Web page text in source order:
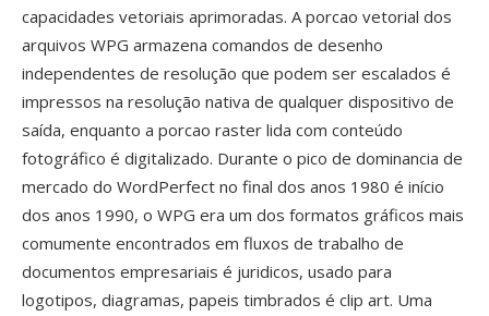
capacidades vetoriais aprimoradas. A porcao vetorial dos
arquivos WPG armazena comandos de desenho
independentes de resolução que podem ser escalados é
impressos na resolução nativa de qualquer dispositivo de
saída, enquanto a porcao raster lida com conteúdo
fotográfico é digitalizado. Durante o pico de dominancia de
mercado do WordPerfect no final dos anos 1980 é início
dos anos 1990, o WPG era um dos formatos gráficos mais
comumente encontrados em fluxos de trabalho de
documentos empresariais é juridicos, usado para
logotipos, diagramas, papeis timbrados é clip art. Uma